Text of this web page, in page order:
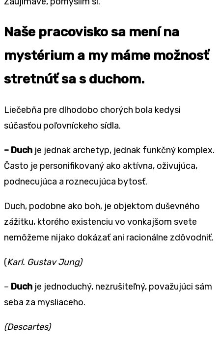
Naše pracovisko sa mení na
mystérium a my máme možnosť
stretnúť sa s duchom.
Liečebňa pre dlhodobo chorých bola kedysi
súčasťou poľovníckeho sídla.
– Duch je jednak archetyp, jednak funkčný komplex.
Často je personifikovaný ako aktívna, oživujúca,
podnecujúca a roznecujúca bytosť.
Duch, podobne ako boh, je objektom duševného
zážitku, ktorého existenciu vo vonkajšom svete
nemôžeme nijako dokázať ani racionálne zdôvodniť.
(Karl. Gustav Jung)
– Duch je jednoduchý, nezrušiteľný, považujúci sám
seba za mysliaceho.
(Descartes)